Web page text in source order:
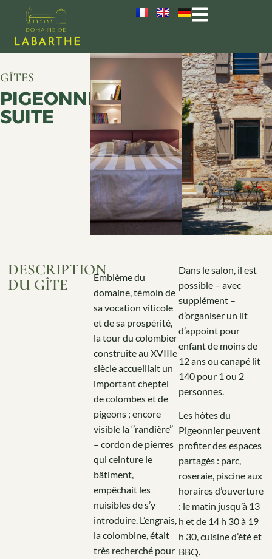
GÎTES
PIGEONNIER
SUITE
DESCRIPTION
DU GÎTE
Emblème du
domaine, témoin de
sa vocation viticole
et de sa prospérité,
la tour du colombier
construite au XVIIIe
siècle accueillait un
important cheptel
de colombes et de
pigeons ; encore
visible la ‘’randière’’
– cordon de pierres
qui ceinture le
bâtiment,
empêchait les
nuisibles de s’y
introduire. L’engrais,
la colombine, était
très recherché pour
Dans le salon, il est
possible – avec
supplément –
d’organiser un lit
d’appoint pour
enfant de moins de
12 ans ou canapé lit
140 pour 1 ou 2
personnes.
Les hôtes du
Pigeonnier peuvent
profiter des espaces
partagés : parc,
roseraie, piscine aux
horaires d’ouverture
: le matin jusqu’à 13
h et de 14 h 30 à 19
h 30, cuisine d’été et
BBQ.